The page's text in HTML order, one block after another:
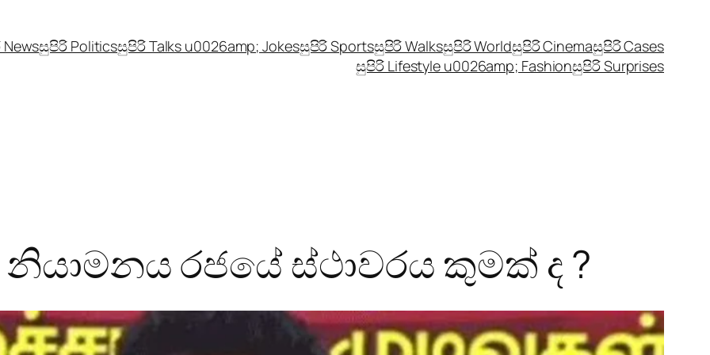
සුපිරි Politicsසුපිරි Talks u0026amp; Jokesසුපිරි Sportsසුපිරි Walksසුපිරි Worldසුපිරි Cinemaසුපිරි Cases
සුපිරි Lifestyle u0026amp; Fashionසුපිරි Surprises
රජයේ ස්ථාවරය කුමක් ද ?